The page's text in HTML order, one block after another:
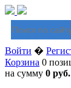
Войти �
Корзина 0
на сумму 0 руб.